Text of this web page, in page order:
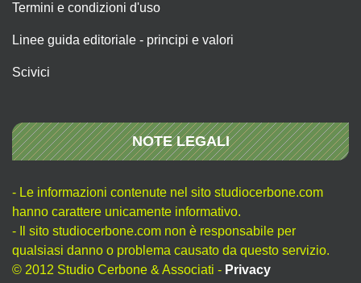
Termini e condizioni d'uso
Linee guida editoriale - principi e valori
Scivici
NOTE LEGALI
- Le informazioni contenute nel sito studiocerbone.com
hanno carattere unicamente informativo.
- Il sito studiocerbone.com non è responsabile per
qualsiasi danno o problema causato da questo servizio.
© 2012 Studio Cerbone & Associati - Privacy